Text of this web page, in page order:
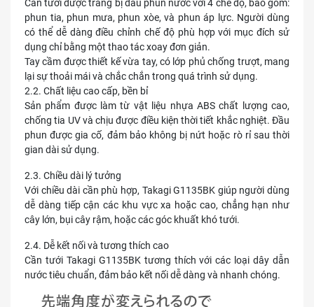
Cần tưới được trang bị đầu phun nước với 4 chế độ, bao gồm:
phun tia, phun mưa, phun xòe, và phun áp lực. Người dùng
có thể dễ dàng điều chỉnh chế độ phù hợp với mục đích sử
dụng chỉ bằng một thao tác xoay đơn giản.
Tay cầm được thiết kế vừa tay, có lớp phủ chống trượt, mang
lại sự thoải mái và chắc chắn trong quá trình sử dụng.
2.2. Chất liệu cao cấp, bền bỉ
Sản phẩm được làm từ vật liệu nhựa ABS chất lượng cao,
chống tia UV và chịu được điều kiện thời tiết khắc nghiệt. Đầu
phun được gia cố, đảm bảo không bị nứt hoặc rò rỉ sau thời
gian dài sử dụng.
2.3. Chiều dài lý tưởng
Với chiều dài cần phù hợp, Takagi G1135BK giúp người dùng
dễ dàng tiếp cận các khu vực xa hoặc cao, chẳng hạn như
cây lớn, bụi cây rậm, hoặc các góc khuất khó tưới.
2.4. Dễ kết nối và tương thích cao
Cần tưới Takagi G1135BK tương thích với các loại dây dẫn
nước tiêu chuẩn, đảm bảo kết nối dễ dàng và nhanh chóng.